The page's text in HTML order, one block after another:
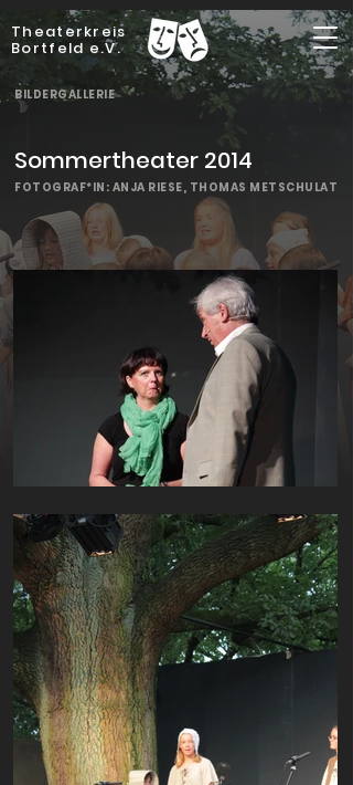
Theaterkreis
Bortfeld e.V.
BILDERGALLERIE
Sommertheater 2014
FOTOGRAF*IN: ANJA RIESE, THOMAS METSCHULAT